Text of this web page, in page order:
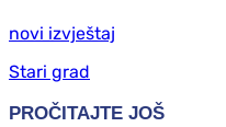
novi izvještaj
Stari grad